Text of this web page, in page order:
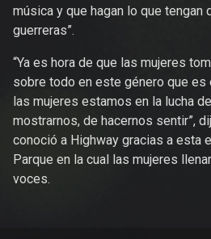
música y que hagan lo que tengan
guerreras”.
“Ya es hora de que las mujeres
sobre todo en este género que es
las mujeres estamos en la lucha
mostrarnos, de hacernos sentir”,
conoció a Highway gracias a esta
Parque en la cual las mujeres
voces.